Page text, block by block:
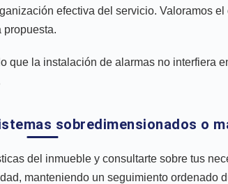
efectiva del servicio. Valoramos
propuesta.
la instalación de alarmas no interfiera
sobredimensionados o
del inmueble y consultarte sobre tus
manteniendo un seguimiento ordenado